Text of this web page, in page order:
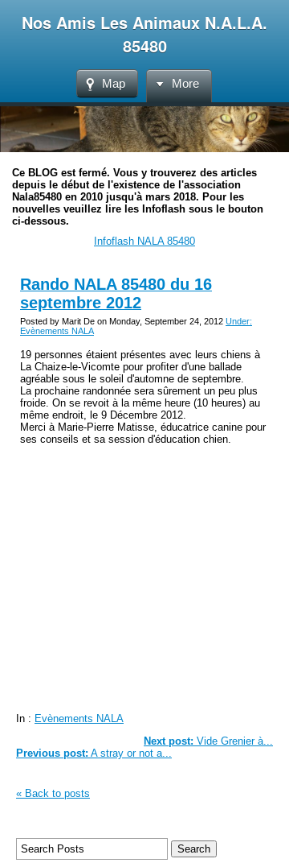
Nos Amis Les Animaux N.A.L.A.
85480
Map More
Ce BLOG est fermé. Vous y trouverez des articles
depuis le début de l'existence de l'association
Nala85480 en 2010 jusqu'à mars 2018. Pour les
nouvelles veuillez lire les Infoflash sous le bouton
ci-dessous.
Infoflash NALA 85480
Rando NALA 85480 du 16
septembre 2012
Posted by Marit De on Monday, September 24, 2012 Under:
Evènements NALA
19 personnes étaient présentes avec leurs chiens à
La Chaize-le-Vicomte pour profiter d'une ballade
agréable sous le soleil d'automne de septembre.
La prochaine randonnée sera sûrement un peu plus
froide. On se revoit à la même heure (10 heures) au
même endroit, le 9 Décembre 2012.
Merci à Marie-Pierre Matisse, éducatrice canine pour
ses conseils et sa session d'éducation chien.
In : Evènements NALA
Next post: Vide Grenier à...
Previous post: A stray or not a...
« Back to posts